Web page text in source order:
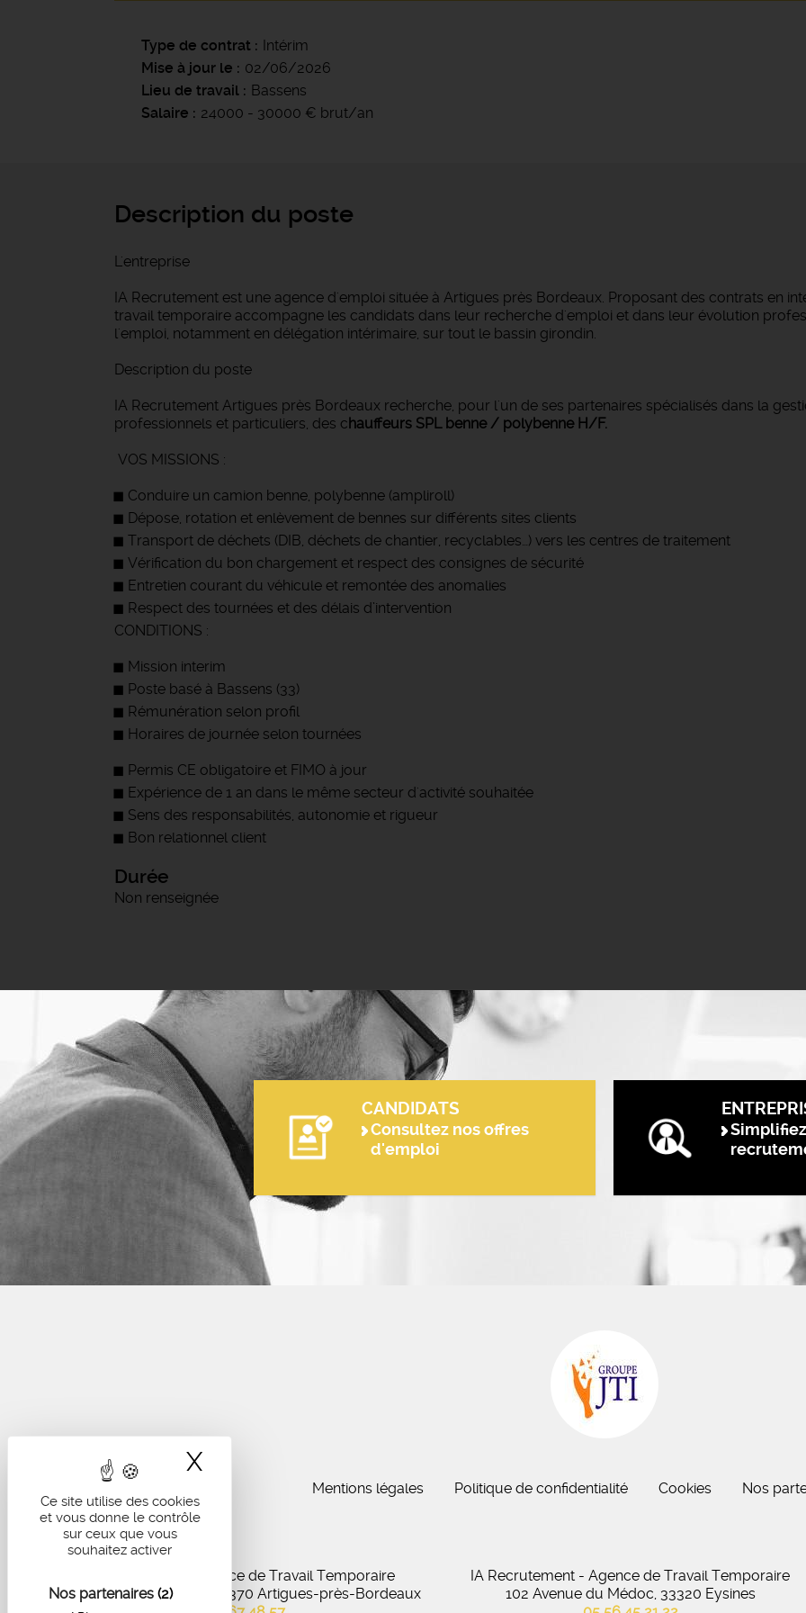
Ce site utilise des cookies
et vous donne le contrôle
sur ceux que vous
souhaitez activer
Nos partenaires (2)
X
Type de contrat
Intérim
Mise à jour le
02/06/2026
Lieu de travail
Bassens
Salaire
24000 - 30000 € brut/an
Description du poste
L'entreprise
IA Recrutement est une agence d'emploi située à Artigues près Bordeaux. Proposant des contrats en
travail temporaire accompagne les candidats dans leur recherche d'emploi et dans leur évolution
l'emploi, notamment en délégation intérimaire, sur tout le bassin girondin.
Description du poste
IA Recrutement Artigues près Bordeaux recherche, pour l'un de ses partenaires spécialisés dans la
professionnels et particuliers, des c hauffeurs SPL benne / polybenne H/F.
VOS MISSIONS :
Conduire un camion benne, polybenne (ampliroll)
Dépose, rotation et enlèvement de bennes sur différents sites clients
Transport de déchets (DIB, déchets de chantier, recyclables…) vers les centres de traitement
Vérification du bon chargement et respect des consignes de sécurité
Entretien courant du véhicule et remontée des anomalies
Respect des tournées et des délais d’intervention
CONDITIONS :
Mission interim
Poste basé à Bassens (33)
Rémunération selon profil
Horaires de journée selon tournées
Permis CE obligatoire et FIMO à jour
Expérience de 1 an dans le même secteur d'activité souhaitée
Sens des responsabilités, autonomie et rigueur
Bon relationnel client
Durée
Non renseignée
CANDIDATS
Consultez nos offres
d'emploi
Mentions légales Politique de confidentialité Cookies Nos
IA Recrutement - Agence de Travail Temporaire
27 Avenue de Virecourt, 33370 Artigues-près-Bordeaux
IA Recrutement - Agence de Travail Temporaire
102 Avenue du Médoc, 33320 Eysines